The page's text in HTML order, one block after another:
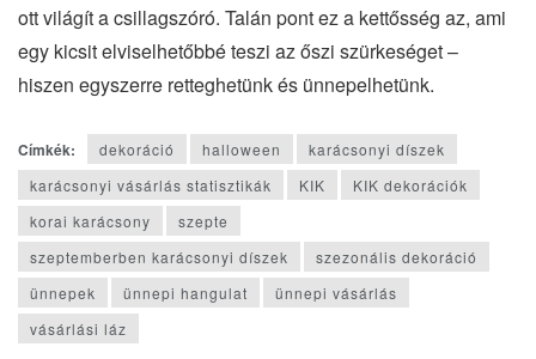
ott világít a csillagszóró. Talán pont ez a kettősség az, ami
egy kicsit elviselhetőbbé teszi az őszi szürkeséget –
hiszen egyszerre retteghetünk és ünnepelhetünk.
Címkék: dekoráció halloween
karácsonyi díszek
karácsonyi vásárlás statisztikák
KIK
KIK dekorációk
korai karácsony
szepte
szeptemberben karácsonyi díszek
szezonális dekoráció
ünnepek
ünnepi hangulat
ünnepi vásárlás
vásárlási láz